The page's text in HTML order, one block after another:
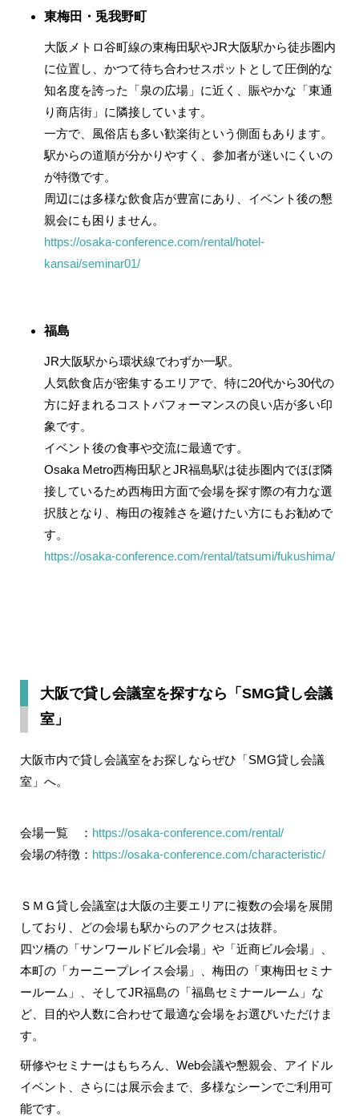
東梅田・兎我野町
大阪メトロ谷町線の東梅田駅やJR大阪駅から徒歩圏内
に位置し、かつて待ち合わせスポットとして圧倒的な
知名度を誇った「泉の広場」に近く、賑やかな「東通
り商店街」に隣接しています。
一方で、風俗店も多い歓楽街という側面もあります。
駅からの道順が分かりやすく、参加者が迷いにくいの
が特徴です。
周辺には多様な飲食店が豊富にあり、イベント後の懇
親会にも困りません。
https://osaka-conference.com/rental/hotel-
kansai/seminar01/
福島
JR大阪駅から環状線でわずか一駅。
人気飲食店が密集するエリアで、特に20代から30代の
方に好まれるコストパフォーマンスの良い店が多い印
象です。
イベント後の食事や交流に最適です。
Osaka Metro西梅田駅とJR福島駅は徒歩圏内でほぼ隣
接しているため西梅田方面で会場を探す際の有力な選
択肢となり、梅田の複雑さを避けたい方にもお勧めで
す。
https://osaka-conference.com/rental/tatsumi/fukushima/
大阪で貸し会議室を探すなら「SMG貸し会議
室」
大阪市内で貸し会議室をお探しならぜひ「SMG貸し会議
室」へ。
会場一覧 ： https://osaka-conference.com/rental/
会場の特徴： https://osaka-conference.com/characteristic/
ＳＭＧ貸し会議室は大阪の主要エリアに複数の会場を展開
しており、どの会場も駅からのアクセスは抜群。
四ツ橋の「サンワールドビル会場」や「近商ビル会場」、
本町の「カーニープレイス会場」、梅田の「東梅田セミナ
ールーム」、そしてJR福島の「福島セミナールーム」な
ど、目的や人数に合わせて最適な会場をお選びいただけま
す。
研修やセミナーはもちろん、Web会議や懇親会、アイドル
イベント、さらには展示会まで、多様なシーンでご利用可
能です。